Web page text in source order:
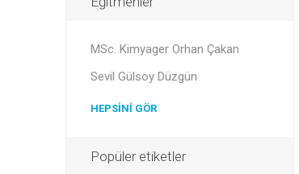
MSc. Kimyager Orhan Çakan
Sevil Gülsoy Düzgün
HEPSINI GÖR
Popüler etiketler